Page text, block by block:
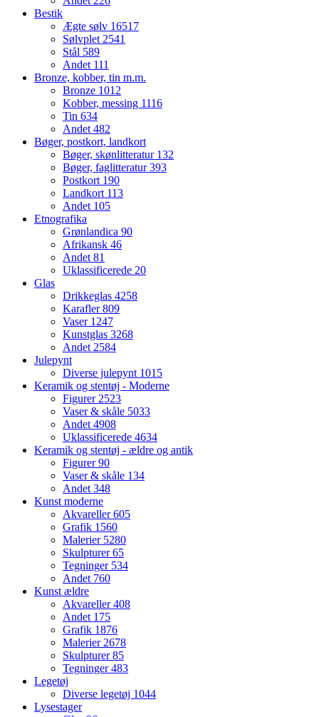
Bestik
Ægte sølv 16517
Sølvplet 2541
Stål 589
Andet 111
Bronze, kobber, tin m.m.
Bronze 1012
Kobber, messing 1116
Tin 634
Andet 482
Bøger, postkort, landkort
Bøger, skønlitteratur 132
Bøger, faglitteratur393
Postkort 190
Landkort 113
Andet 105
Etnografika
Grønlandica 90
Afrikansk 46
Andet 81
Uklassificerede 20
Glas
Drikkeglas 4258
Karafler809
Vaser 1247
Kunstglas 3268
Andet 2584
Julepynt
Diverse julepynt 1015
Keramik og stentøj - Moderne
Figurer 2523
Vaser & skåle 5033
Andet 4908
Uklassificerede 4634
Keramik og stentøj - ældre og antik
Figurer90
Vaser & skåle 134
Andet 348
Kunst moderne
Akvareller605
Grafik 1560
Malerier 5280
Skulpturer65
Tegninger 534
Andet 760
Kunst ældre
Akvareller408
Andet 175
Grafik 1876
Malerier 2678
Skulpturer85
Tegninger483
Legetøj
Diverse legetøj 1044
Lysestager